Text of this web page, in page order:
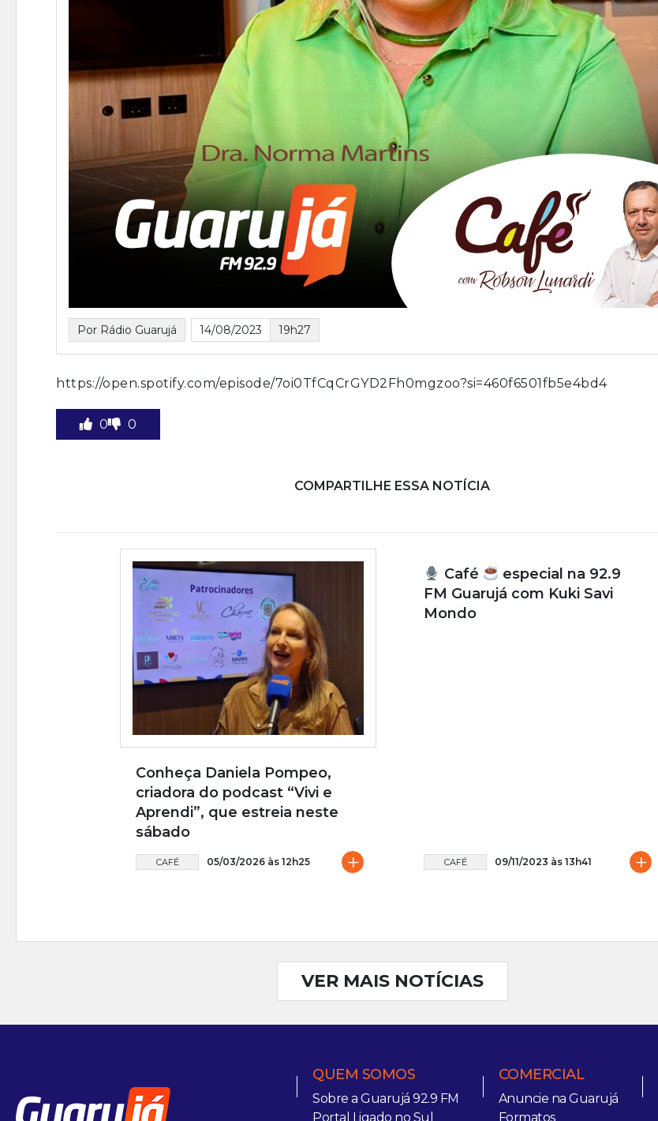
Por Rádio Guarujá 14/08/2023 19h27
https://open.spotify.com/episode/7oi0TfCqCrGYD2Fh0mgzoo?si=460f6501fb5e4bd4
0 0
COMPARTILHE ESSA NOTÍCIA
Conheça Daniela Pompeo,
criadora do podcast “Vivi e
Aprendi”, que estreia neste
sábado
CAFÉ 05/03/2026 às 12h25 +
Café
especial na 92.9
FM Guarujá com Kuki Savi
Mondo
CAFÉ 09/11/2023 às 13h41 +
VER MAIS NOTÍCIAS
QUEM SOMOS
Sobre a Guarujá 92.9 FM
Portal Ligado no Sul
COMERCIAL
Anuncie na Guarujá
Formatos